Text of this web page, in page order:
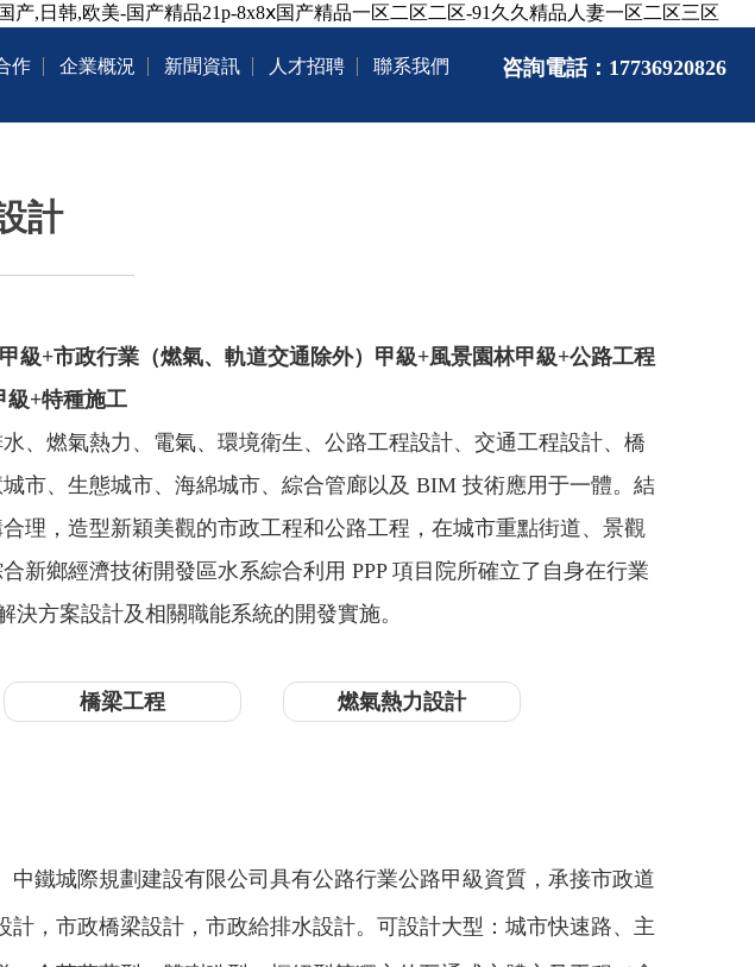
,日韩,欧美-国产精品21p-8x8ⅹ国产精品一区二区二区-91久久精品人妻一区二区三区
咨詢電話： 17736920826
作 企業概況 新聞資訊 人才招聘 聯系我們
計
級+市政行業（燃氣、軌道交通除外）甲級+風景園林甲級+公路工程
級+特種施工
、燃氣熱力、電氣、環境衛生、公路工程設計、交通工程設計、橋
市、生態城市、海綿城市、綜合管廊以及 BIM 技術應用于一體。結
理，造型新穎美觀的市政工程和公路工程，在城市重點街道、景觀
新鄉經濟技術開發區水系綜合利用 PPP 項目院所確立了自身在行業
方案設計及相關職能系統的開發實施。
橋梁工程 燃氣熱力設計
中鐵城際規劃建設有限公司具有公路行業公路甲級資質，承接市政道
計，市政橋梁設計，市政給排水設計。可設計大型：城市快速路、主